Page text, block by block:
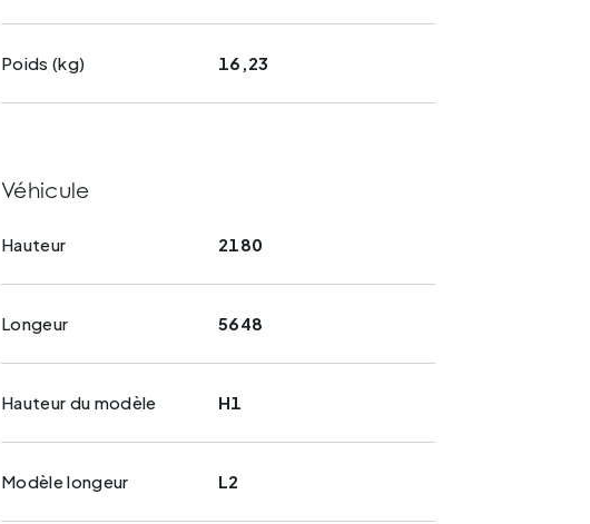
Poids (kg) 16,23
Véhicule
Hauteur 2180
Longeur 5648
Hauteur du modèle H1
Modèle longeur L2